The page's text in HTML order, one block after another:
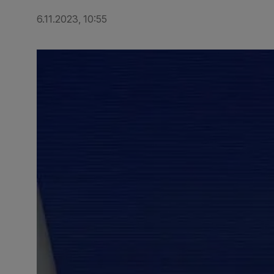
6.11.2023, 10:55